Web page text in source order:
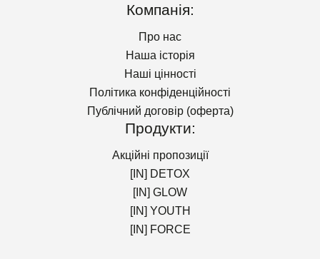
Компанія:
Про нас
Наша історія
Наші цінності
Політика конфіденційності
Публічний договір (оферта)
Продукти:
Акційні пропозиції
[IN] DETOX
[IN] GLOW
[IN] YOUTH
[IN] FORCE